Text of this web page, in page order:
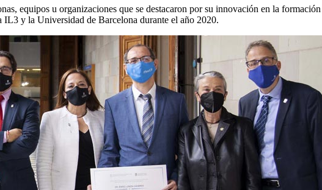
equipos u organizaciones que se destacaron por su innovación en la
y la Universidad de Barcelona durante el año 2020.